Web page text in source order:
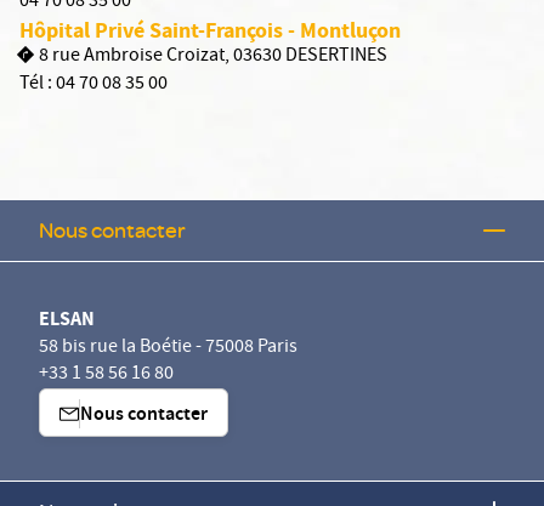
Hôpital Privé Saint-François - Montluçon
8 rue Ambroise Croizat, 03630 DESERTINES
Tél :04 70 08 35 00
Nous contacter
ELSAN
58 bis rue la Boétie - 75008 Paris
+33 1 58 56 16 80
Nous contacter